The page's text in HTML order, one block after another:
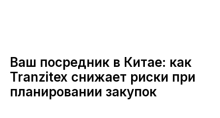
Ваш посредник в Китае: как
Tranzitex снижает риски при
планировании закупок